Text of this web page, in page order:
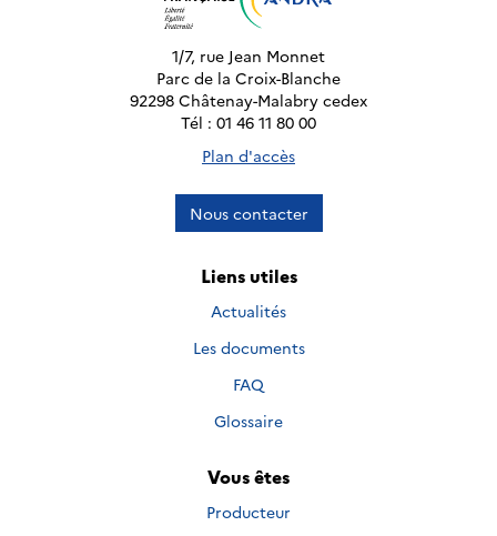
1/7, rue Jean Monnet
Parc de la Croix-Blanche
92298 Châtenay-Malabry cedex
Tél : 01 46 11 80 00
Plan d'accès
Nous contacter
Liens utiles
Actualités
Les documents
FAQ
Glossaire
Vous êtes
Producteur